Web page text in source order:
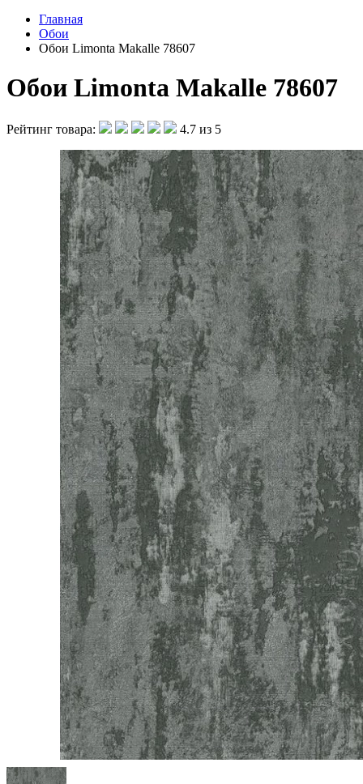
Главная
Обои
Обои Limonta Makalle 78607
Обои Limonta Makalle 78607
Рейтинг товара: 4.7 из 5